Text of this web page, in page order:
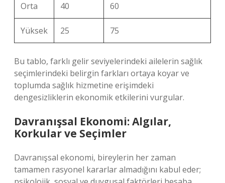
Orta 40 60
Yüksek 25 75
Bu tablo, farklı gelir seviyelerindeki ailelerin sağlık
seçimlerindeki belirgin farkları ortaya koyar ve
toplumda sağlık hizmetine erişimdeki
dengesizliklerin ekonomik etkilerini vurgular.
Davranışsal Ekonomi: Algılar,
Korkular ve Seçimler
Davranışsal ekonomi, bireylerin her zaman
tamamen rasyonel kararlar almadığını kabul eder;